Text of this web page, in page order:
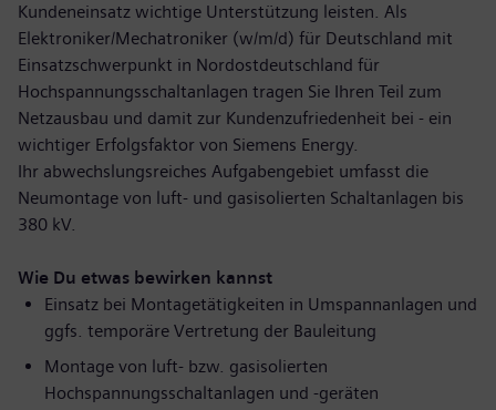
Kundeneinsatz wichtige Unterstützung leisten. Als
Elektroniker/Mechatroniker (w/m/d) für Deutschland mit
Einsatzschwerpunkt in Nordostdeutschland für
Hochspannungsschaltanlagen tragen Sie Ihren Teil zum
Netzausbau und damit zur Kundenzufriedenheit bei - ein
wichtiger Erfolgsfaktor von Siemens Energy.
Ihr abwechslungsreiches Aufgabengebiet umfasst die
Neumontage von luft- und gasisolierten Schaltanlagen bis
380 kV.
Wie Du etwas bewirken kannst
Einsatz bei Montagetätigkeiten in Umspannanlagen und
ggfs. temporäre Vertretung der Bauleitung
Montage von luft- bzw. gasisolierten
Hochspannungsschaltanlagen und -geräten